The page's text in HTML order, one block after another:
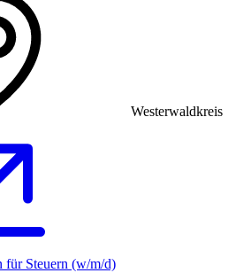
Westerwaldkreis
für Steuern (w/m/d)